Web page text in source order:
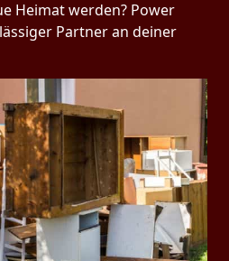
Heimat werden? Power
Partner an deiner